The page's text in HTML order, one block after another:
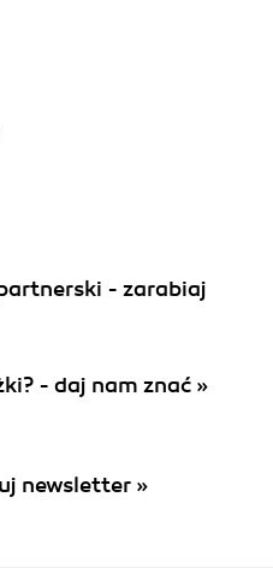
- zarabiaj
- daj nam znać »
newsletter »